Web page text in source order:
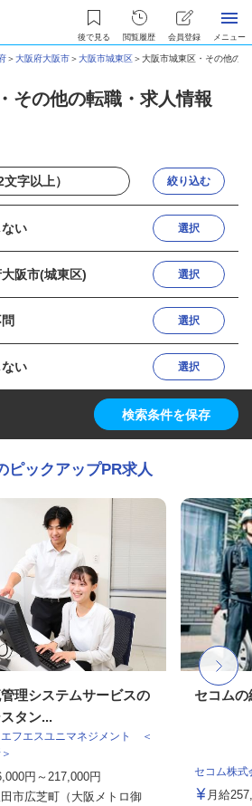
後で見る 閲覧履歴 会員登録 メニュー
＞大阪府大阪市＞大阪市城東区＞大阪市城東区・その他の
その他の転職・求人情報
絞り込む
い 選択
阪市(城東区) 選択
選択
い 選択
検索条件を保存
ピックアップPR求人
理システムサービスの
タン...
フエスユニマネジメント ＜
円～217,000円
市広芝町（大阪メトロ御
セコムの
セコム株式
月給